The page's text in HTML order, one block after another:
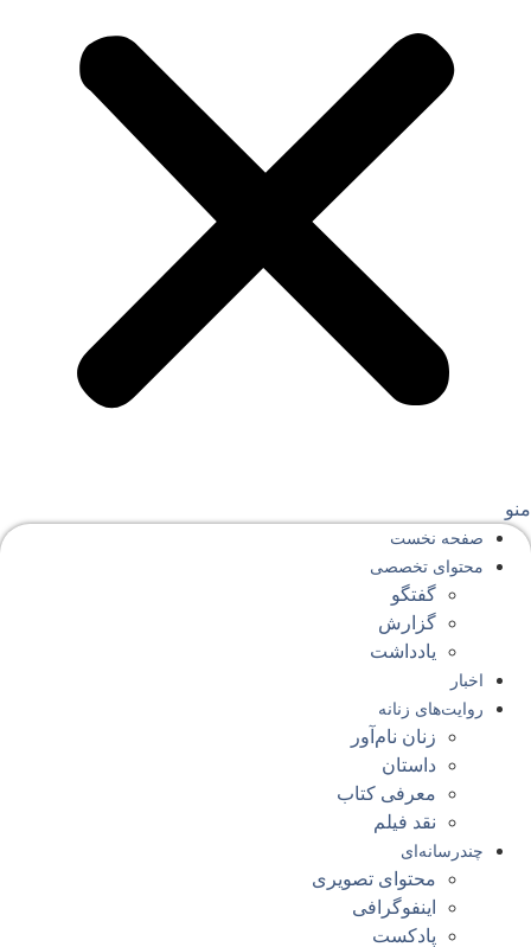
صفحه‌ نخست
محتوای‌ تخصصی
گفتگو
گزارش
یادداشت
اخبار
روایت‌های زنانه
زنان نام‌آور
داستان
معرفی کتاب
نقد فیلم
چندرسانه‌ای
محتوای تصویری
اینفوگرافی
پادکست